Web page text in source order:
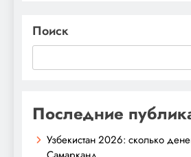
Поиск
Последние
Узбекистан 2026: сколько